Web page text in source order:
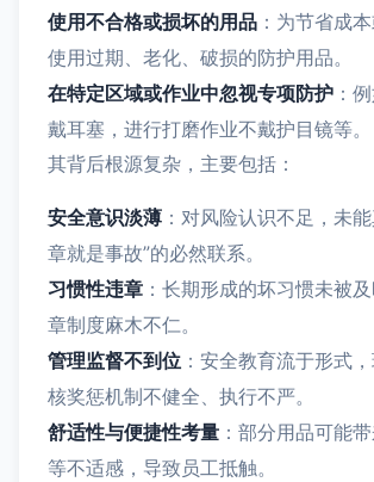
使用不合格或损坏的用品 ：为节省成
使用过期、老化、破损的防护用品。
在特定区域或作业中忽视专项防护 ：
戴耳塞，进行打磨作业不戴护目镜等。
其背后根源复杂，主要包括：
安全意识淡薄 ：对风险认识不足，未
章就是事故”的必然联系。
习惯性违章 ：长期形成的坏习惯未被
章制度麻木不仁。
管理监督不到位 ：安全教育流于形式
核奖惩机制不健全、执行不严。
舒适性与便捷性考量 ：部分用品可能
等不适感，导致员工抵触。